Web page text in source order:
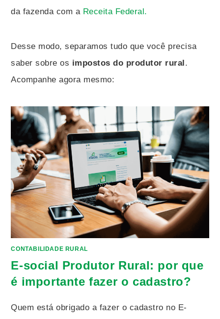
da fazenda com aReceita Federal.
Desse modo, separamos tudo que você precisa
saber sobre os impostos do produtor rural.
Acompanhe agora mesmo:
CONTABILIDADE RURAL
E-social Produtor Rural: por que
é importante fazer o cadastro?
Quem está obrigado a fazer o cadastro no E-